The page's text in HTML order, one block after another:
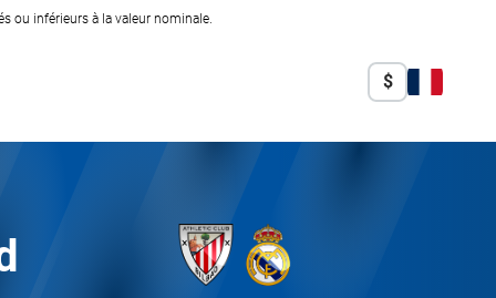
ou inférieurs à la valeur nominale.
$